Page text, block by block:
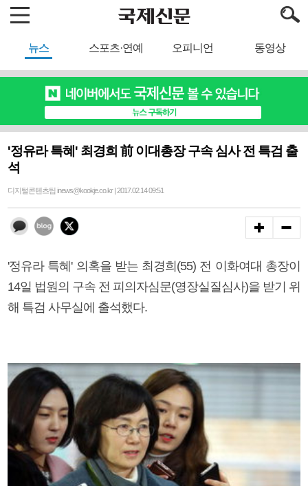
뉴스 스포츠·연예 오피니언 동영상
'정유라 특혜' 최경희 前 이대총장 구속 심사 전 특검 출
석
디지털콘텐츠팀 inews@kookje.co.kr | 2017.02.14 09:51
'정유라 특혜' 의혹을 받는 최경희(55) 전 이화여대 총장이
14일 법원의 구속 전 피의자심문(영장실질심사)을 받기 위
해 특검 사무실에 출석했다.